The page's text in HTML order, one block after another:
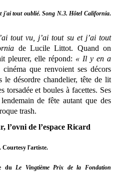
j'ai tout oublié. Song N.3. Hôtel California.
tout vu, j’ai tout su et j’ai tout
de Lucile Littot. Quand on
pleurer, elle répond: « Il y en a
que renvoient ses décors
le désordre chandelier, tête de lit
et boules à facettes. Ses
de fête autant que des
trash.
l’ovni de l’espace Ricard
. Courtesy l'artiste.
duLe Vingtième Prix de la Fondation